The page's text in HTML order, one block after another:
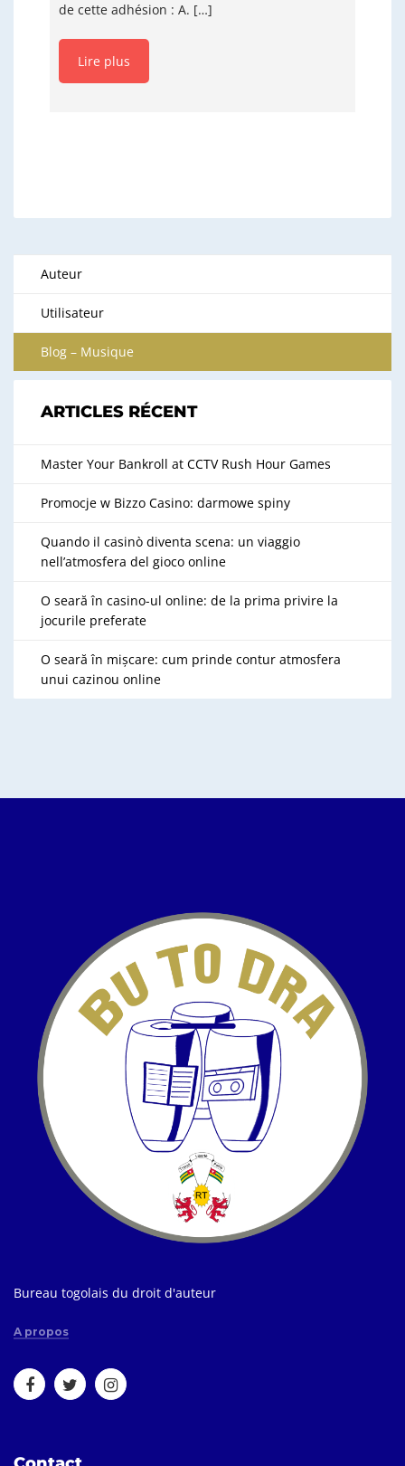
de cette adhésion : A. […]
Lire plus
Auteur
Utilisateur
Blog – Musique
ARTICLES RÉCENT
Master Your Bankroll at CCTV Rush Hour Games
Promocje w Bizzo Casino: darmowe spiny
Quando il casinò diventa scena: un viaggio
nell’atmosfera del gioco online
O seară în casino-ul online: de la prima privire la
jocurile preferate
O seară în mișcare: cum prinde contur atmosfera
unui cazinou online
Bureau togolais du droit d'auteur
A propos